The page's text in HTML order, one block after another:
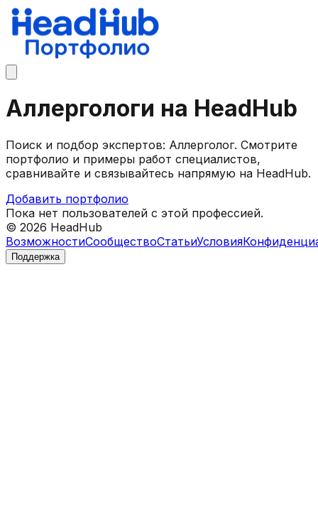
Аллергологи на HeadHub
Поиск и подбор экспертов: Аллерголог. Смотрите
портфолио и примеры работ специалистов,
сравнивайте и связывайтесь напрямую на HeadHub.
Добавить портфолио
Пока нет пользователей с этой профессией.
© 2026 HeadHub
ВозможностиСообществоСтатьиУсловия
Поддержка